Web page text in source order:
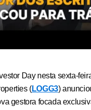
Day nesta sexta-
(LOGG3)
gestora focada